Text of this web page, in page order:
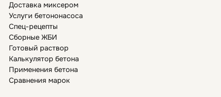
Доставка миксером
Услуги бетононасоса
Спец-рецепты
Сборные ЖБИ
Готовый раствор
Калькулятор бетона
Применения бетона
Сравнения марок